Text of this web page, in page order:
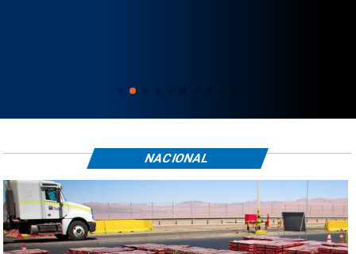
NACIONAL